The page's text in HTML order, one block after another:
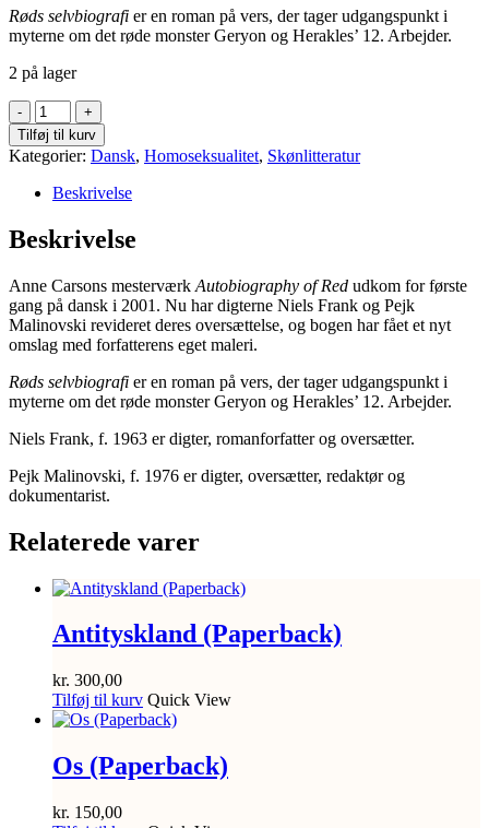
Røds selvbiografi er en roman på vers, der tager udgangspunkt i
myterne om det røde monster Geryon og Herakles’ 12. Arbejder.
2 på lager
Røds
selvbiografi
(Paperback)
antal
Tilføj til kurv
Kategorier: Dansk, Homoseksualitet, Skønlitteratur
Beskrivelse
Beskrivelse
Anne Carsons mesterværk Autobiography of Red udkom for første
gang på dansk i 2001. Nu har digterne Niels Frank og Pejk
Malinovski revideret deres oversættelse, og bogen har fået et nyt
omslag med forfatterens eget maleri.
Røds selvbiografi er en roman på vers, der tager udgangspunkt i
myterne om det røde monster Geryon og Herakles’ 12. Arbejder.
Niels Frank, f. 1963 er digter, romanforfatter og oversætter.
Pejk Malinovski, f. 1976 er digter, oversætter, redaktør og
dokumentarist.
Relaterede varer
Antityskland (Paperback)
kr. 300,00
Tilføj til kurv Quick View
Os (Paperback)
kr. 150,00